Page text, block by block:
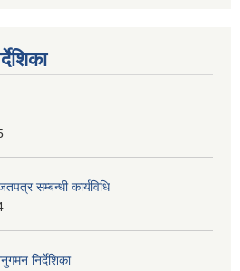
सम्बन्धी कार्यविधि
निर्देशिका